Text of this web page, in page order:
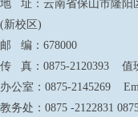
地 址：云南省保山市隆阳
(新校区)
邮 编：678000
传 真：0875-2120393 值
办公室：0875-2145269
教务处：0875 -2122831